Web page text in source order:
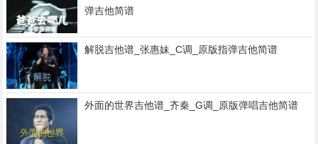
弹吉他简谱
解脱吉他谱_张惠妹_C调_原版指弹吉他简谱
外面的世界吉他谱_齐秦_G调_原版弹唱吉他简谱